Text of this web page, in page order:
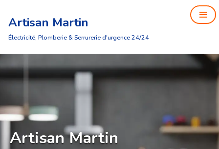
Aller
au
Artisan Martin
Électricité, Plomberie & Serrurerie d'urgence 24/24
Artisan Martin